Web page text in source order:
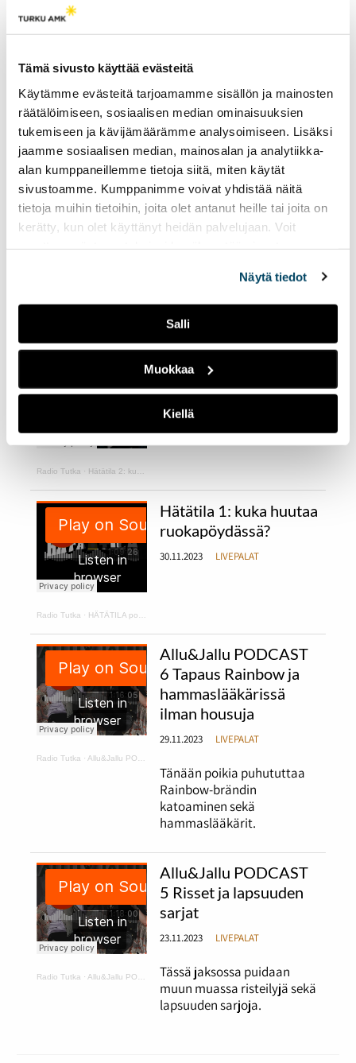
Tämä sivusto käyttää evästeitä
Käytämme evästeitä tarjoamamme sisällön ja mainosten
räätälöimiseen, sosiaalisen median ominaisuuksien
tukemiseen ja kävijämäärämme analysoimiseen. Lisäksi
jaamme sosiaalisen median, mainosalan ja analytiikka-
alan kumppaneillemme tietoja siitä, miten käytät
sivustoamme. Kumppanimme voivat yhdistää näitä
tietoja muihin tietoihin, joita olet antanut heille tai joita on
kerätty, kun olet käyttänyt heidän palvelujaan. Voit
Näytä tiedot
Salli
Muokkaa
Kiellä
Radio Tutka
harmaudesta ja
sekä käydään läpi faktoja
satavuotiaasta Disneystä.
Tiesitsä tätä:
Halloween ja muut
syksyiset juhlat
LIVEPALAT
Jaksossa puhutaan
halloweenista ja erilaisista
Lisäksi ohjelmassa käydään
läpi suomalaisia syksyisiä
juhlia.
Radio Tutka · Hätätila 2: kurpitsakeittoa ja makaroonimössöä
Hätätila 2:
kurpitsakeittoa ja
makaroonimössöä
11.12.2023 LIVEPALAT
Radio Tutka · HÄTÄTILA podcast 1
Hätätila 1: kuka huutaa
ruokapöydässä?
30.11.2023 LIVEPALAT
Radio Tutka ·Allu&Jallu PODCAST 6 Tapaus Rainbow ja hammaslääkärissä ilman housuja
Allu&Jallu PODCAST
6 Tapaus Rainbow ja
hammaslääkärissä
ilman housuja
29.11.2023 LIVEPALAT
Tänään poikia puhututtaa
Rainbow-brändin
katoaminen sekä
hammaslääkärit.
Radio Tutka ·Allu&Jallu PODCAST 5 Risset ja lapsuuden sarjat
Allu&Jallu PODCAST
5 Risset ja lapsuuden
sarjat
23.11.2023 LIVEPALAT
Tässä jaksossa puidaan
muun muassa risteilyjä sekä
lapsuuden sarjoja.